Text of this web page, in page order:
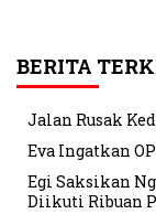
BERITA
Jalan Rusak
Eva Ingatkan
Egi Saksikan
Diikuti Ribuan